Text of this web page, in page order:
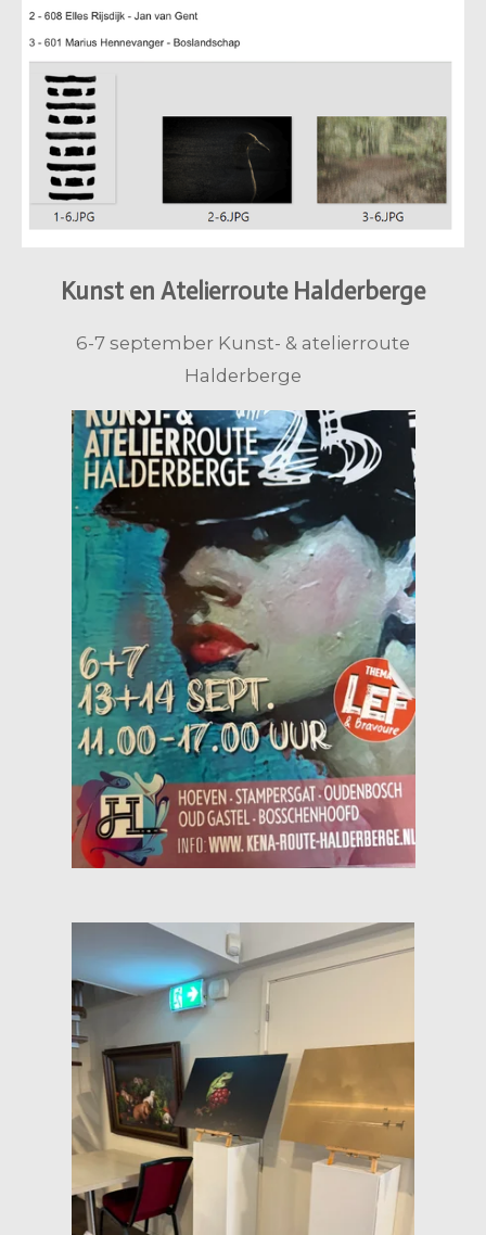
Kunst en Atelierroute Halderberge
6-7 september Kunst- & atelierroute
Halderberge